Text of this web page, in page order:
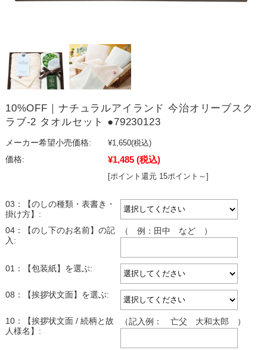
10%OFF｜ナチュラルアイランド 今治オリーブスク
ラブ-2 タオルセット ●79230123
メーカー希望小売価格: ¥1,650(税込)
価格:
¥1,485 (税込)
[ポイント還元 15ポイント～]
03：【のしの種類・表書き・
掛け方】:
04：【のし下のお名前】の記
入:
（ 例：田中 など ）
01：【包装紙】を選ぶ:
08：【挨拶状文面】を選ぶ:
10：【挨拶状文面 / 続柄と故
人様名】:
（記入例： 亡父 大和太郎 ）